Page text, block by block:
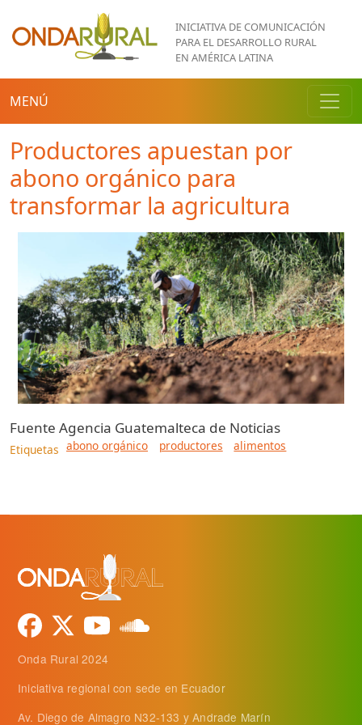
Pasar al contenido principal
INICIATIVA DE COMUNICACIÓN
PARA EL DESARROLLO RURAL
EN AMÉRICA LATINA
MENÚ
Productores apuestan por
abono orgánico para
transformar la agricultura
Fuente Agencia Guatemalteca de Noticias
Etiquetas abono orgánico productores alimentos
Onda Rural 2024
Iniciativa regional con sede en Ecuador
Av. Diego de Almagro N32-133 y Andrade Marín